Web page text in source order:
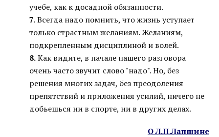
учебе, как к досадной обязанности.
7.Всегда надо помнить, что жизнь уступает
только страстным желаниям. Желаниям,
подкрепленным дисциплиной и волей.
8.Как видите, в начале нашего разговора
очень часто звучит слово "надо". Но, без
решения многих задач, без преодоления
препятствий и приложения усилий, ничего не
добьешься ни в спорте, ни в других делах.
О Л.П.Лапшине